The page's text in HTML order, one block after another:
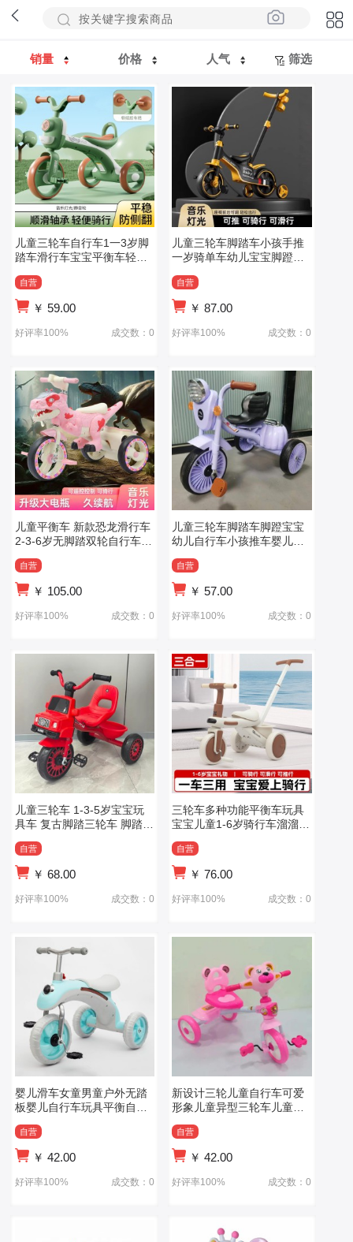
销量 价格 人气 筛选
儿童三轮车自行车1一3岁脚
踏车滑行车宝宝平衡车轻便
自营
￥ 59.00
好评率100% 成交数：0
儿童三轮车脚踏车小孩手推
一岁骑单车幼儿宝宝脚蹬自
自营
￥87.00
好评率100% 成交数：0
儿童平衡车 新款恐龙滑行车
2-3-6岁无脚踏双轮自行车玩
自营
￥ 105.00
好评率100% 成交数：0
儿童三轮车脚踏车脚蹬宝宝
幼儿自行车小孩推车婴儿轻
自营
￥57.00
好评率100% 成交数：0
儿童三轮车 1-3-5岁宝宝玩
具车 复古脚踏三轮车 脚踏车
自营
￥ 68.00
好评率100% 成交数：0
三轮车多种功能平衡车玩具
宝宝儿童1-6岁骑行车溜溜车
自营
￥76.00
好评率100% 成交数：0
婴儿滑车女童男童户外无踏
板婴儿自行车玩具平衡自行
自营
￥ 42.00
好评率100% 成交数：0
新设计三轮儿童自行车可爱
形象儿童异型三轮车儿童三
自营
￥42.00
好评率100% 成交数：0